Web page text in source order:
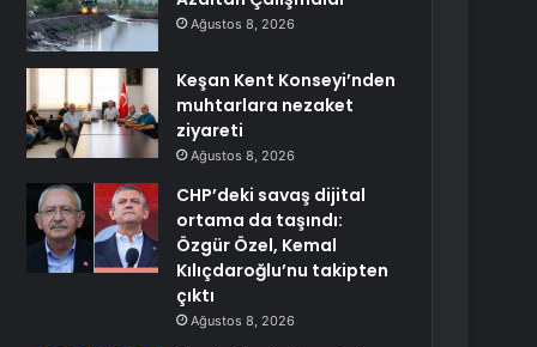
Ağustos 8, 2026
Keşan Kent Konseyi’nden
muhtarlara nezaket
ziyareti
Ağustos 8, 2026
CHP’deki savaş dijital
ortama da taşındı:
Özgür Özel, Kemal
Kılıçdaroğlu’nu takipten
çıktı
Ağustos 8, 2026